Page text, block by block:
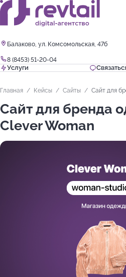
Балаково, ул. Комсомольская, 47б
8 (8453) 51-20-04
Услуги
Главная Кейсы Сайты Сайт для
Сайт для бренда
Clever Woman